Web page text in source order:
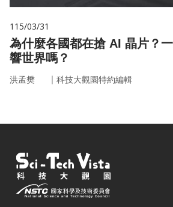
115/03/31
為什麼各國都在搶 AI 晶片？
響世界嗎？
洪孟樊 ｜ 科技大觀園特約編輯